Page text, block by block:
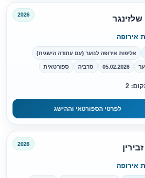
שלזינגר 2026
אירופה
אליפות אירופה לנוער (עם עתודה הישגית)
05.02.2026 סרביה ספורטאית
2
לפרטי הספורטאי וההישג
2026
אירופה